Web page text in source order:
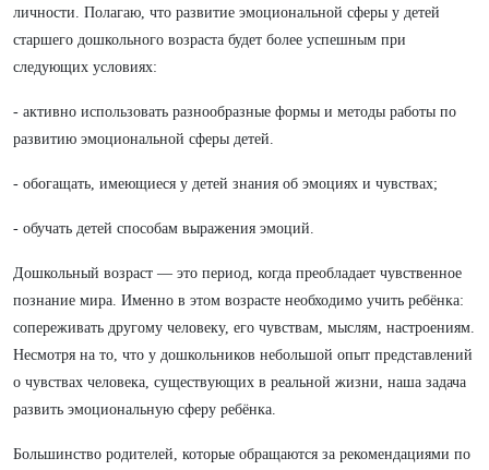
личности. Полагаю, что развитие эмоциональной сферы у детей
старшего дошкольного возраста будет более успешным при
следующих условиях:
- активно использовать разнообразные формы и методы работы по
развитию эмоциональной сферы детей.
- обогащать, имеющиеся у детей знания об эмоциях и чувствах;
- обучать детей способам выражения эмоций.
Дошкольный возраст — это период, когда преобладает чувственное
познание мира. Именно в этом возрасте необходимо учить ребёнка:
сопереживать другому человеку, его чувствам, мыслям, настроениям.
Несмотря на то, что у дошкольников небольшой опыт представлений
о чувствах человека, существующих в реальной жизни, наша задача
развить эмоциональную сферу ребёнка.
Большинство родителей, которые обращаются за рекомендациями по